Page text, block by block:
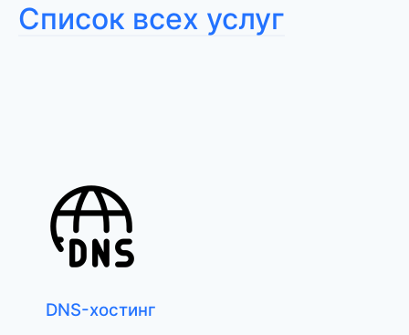
Список всех услуг
DNS-хостинг